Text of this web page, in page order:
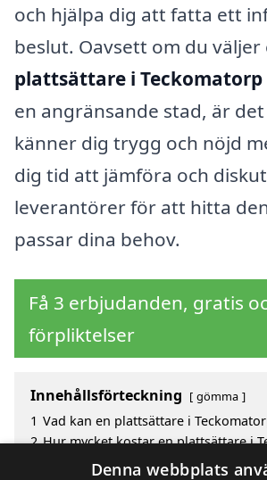
och hjälpa dig att fatta ett
beslut. Oavsett om du väljer
plattsättare i Teckomatorp
en angränsande stad, är
känner dig trygg och nöjd
dig tid att jämföra och
leverantörer för att hitta
passar dina behov.
Få 3 erbjudanden, gratis
förpliktelser
Innehållsförteckning gömma
1 Vad kan en plattsättare i
2 Hur mycket kostar en plattsättare i
Fördelar med att välja plattsättare i
Denna webbplats